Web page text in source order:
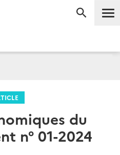
du
n° 01-2024